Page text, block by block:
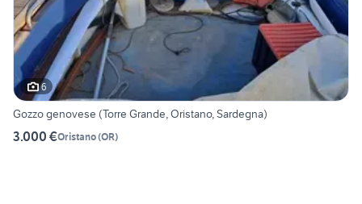
6
Gozzo genovese (Torre Grande, Oristano, Sardegna)
3.000 €Oristano(OR)